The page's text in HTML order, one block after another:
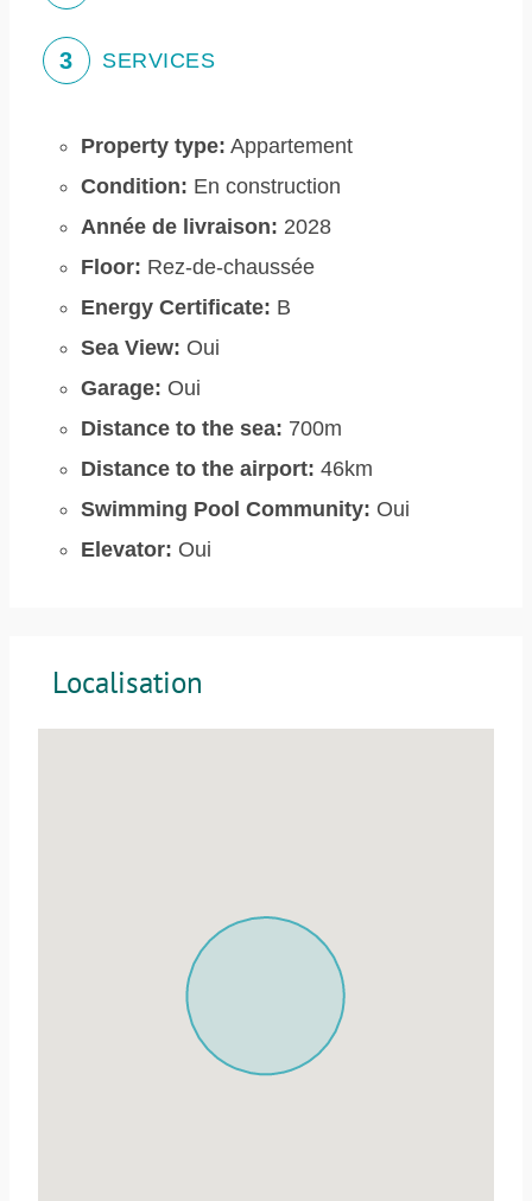
3 SERVICES
Property type: Appartement
Condition: En construction
Année de livraison: 2028
Floor: Rez-de-chaussée
Energy Certificate: B
Sea View: Oui
Garage: Oui
Distance to the sea: 700m
Distance to the airport: 46km
Swimming Pool Community: Oui
Elevator: Oui
Localisation